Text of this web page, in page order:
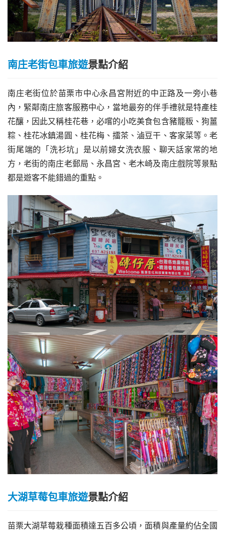
南庄老街包車旅遊景點介紹
南庄老街位於苗栗市中心永昌宮附近的中正路及一旁小巷
內，緊鄰南庄旅客服務中心，當地最夯的伴手禮就是特產桂
花釀，因此又稱桂花巷，必嚐的小吃美食包含豬籠粄、狗薑
粽、桂花冰鎮湯圓、桂花梅、擂茶、滷豆干、客家菜等。老
街尾端的「洗衫坑」是以前婦女洗衣服、聊天話家常的地
方，老街的南庄老郵局、永昌宮、老木崎及南庄戲院等景點
都是遊客不能錯過的重點。
大湖草莓包車旅遊景點介紹
苗栗大湖草莓栽種面積達五百多公頃，面積與產量約佔全國